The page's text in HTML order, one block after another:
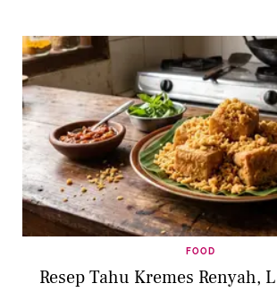
FOOD
Resep Tahu Kremes Renyah,